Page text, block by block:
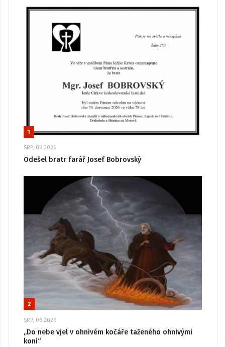
1
SRP, 03 2026
Odešel bratr farář Josef Bobrovský
2
SRP, 06 2026
„Do nebe vjel v ohnivém kočáře taženého ohnivými
koni“